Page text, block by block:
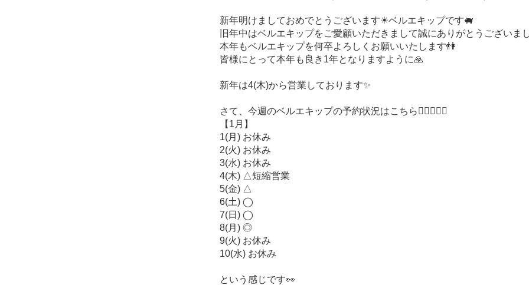
新年明けましておめでとうございます☀︎ベルエキップです🐖
旧年中はベルエキップをご愛顧いただきまして誠にありがとうございま
本年もベルエキップを何卒よろしくお願いいたします👫
皆様にとって本年も良き1年となりますように🙏
新年は4(木)から営業しております✨
さて、今週のベルエキップの予約状況はこちら💁🏻‍♀️💁‍♂️
【1月】
1(月) お休み
2(火) お休み
3(水) お休み
4(木) △短縮営業
5(金) △
6(土) ◯
7(日) ◯
8(月) ◎
9(火) お休み
10(水) お休み
という感じです👀